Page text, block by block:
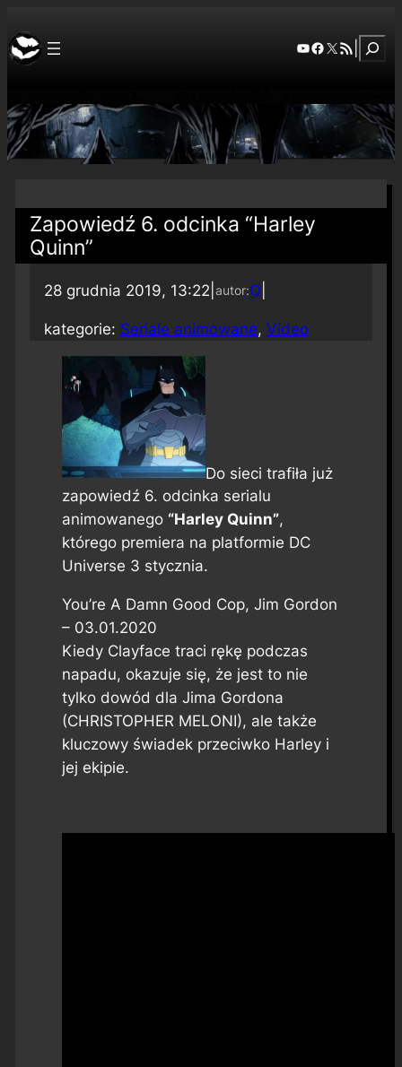
YouTube
Facebook
X RSS Feed
Zapowiedź 6. odcinka “Harley
Quinn”
28 grudnia 2019, 13:22 autor:Q
kategorie: Seriale animowane, Video
Do sieci trafiła już
zapowiedź 6. odcinka serialu
animowanego “Harley Quinn”,
którego premiera na platformie DC
Universe 3 stycznia.
You’re A Damn Good Cop, Jim Gordon
– 03.01.2020
Kiedy Clayface traci rękę podczas
napadu, okazuje się, że jest to nie
tylko dowód dla Jima Gordona
(CHRISTOPHER MELONI), ale także
kluczowy świadek przeciwko Harley i
jej ekipie.